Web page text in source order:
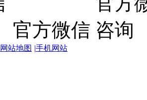
官方微信
网站地图 |手机网站